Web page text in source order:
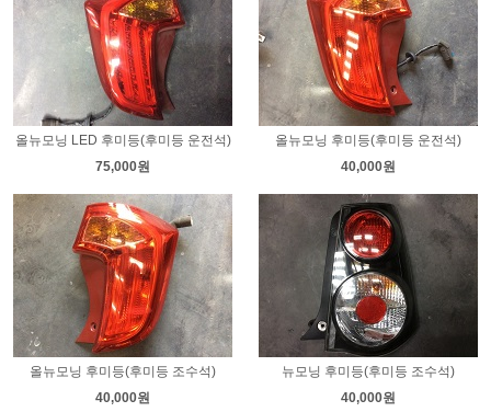
올뉴모닝 LED 후미등(후미등 운전석)
75,000원
올뉴모닝 후미등(후미등 운전석)
40,000원
올뉴모닝 후미등(후미등 조수석)
40,000원
뉴모닝 후미등(후미등 조수석)
40,000원